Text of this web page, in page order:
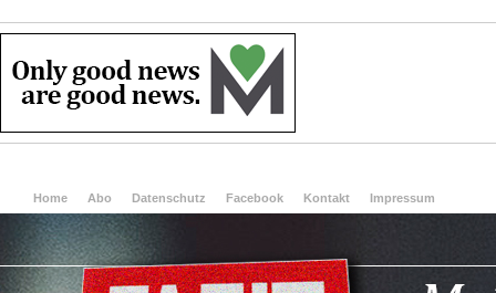
Home Abo Datenschutz Facebook Kontakt Impressum